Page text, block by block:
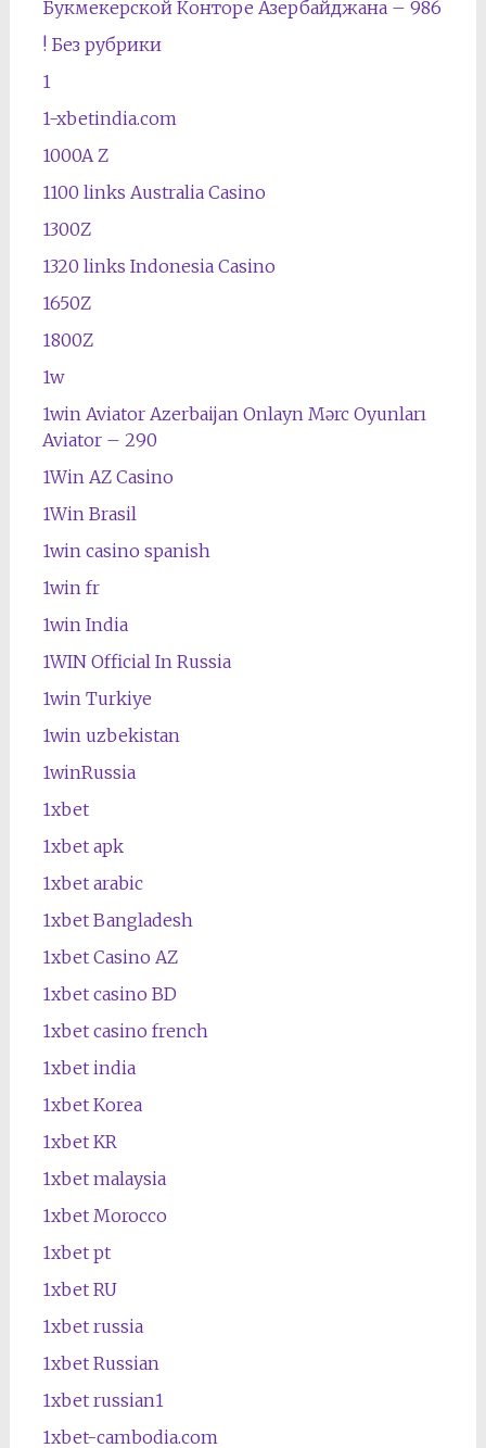
Букмекерской Конторе Азербайджана – 986
! Без рубрики
1
1-xbetindia.com
1000A Z
1100 links Australia Casino
1300Z
1320 links Indonesia Casino
1650Z
1800Z
1w
1win Aviator Azerbaijan Onlayn Mərc Oyunları
Aviator – 290
1Win AZ Casino
1Win Brasil
1win casino spanish
1win fr
1win India
1WIN Official In Russia
1win Turkiye
1win uzbekistan
1winRussia
1xbet
1xbet apk
1xbet arabic
1xbet Bangladesh
1xbet Casino AZ
1xbet casino BD
1xbet casino french
1xbet india
1xbet Korea
1xbet KR
1xbet malaysia
1xbet Morocco
1xbet pt
1xbet RU
1xbet russia
1xbet Russian
1xbet russian1
1xbet-cambodia.com